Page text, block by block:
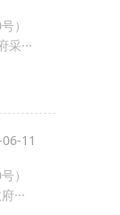
）
···
11
）
···